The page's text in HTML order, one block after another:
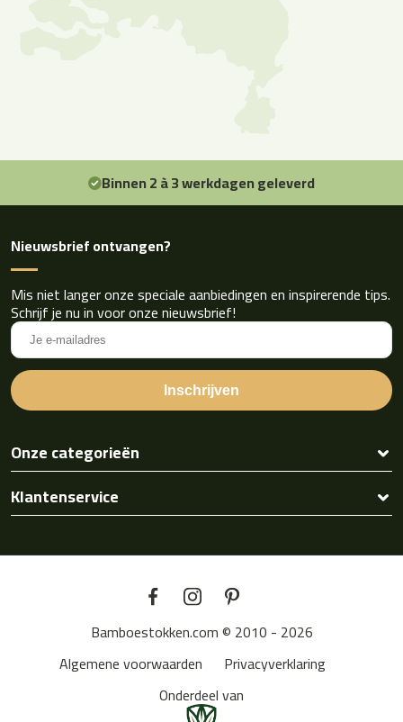
Binnen 2 à 3 werkdagen geleverd
Onze categorieën
Klantenservice
Nieuwsbrief ontvangen?
Mis niet langer onze speciale aanbiedingen en inspirerende tips.
Schrijf je nu in voor onze nieuwsbrief!
Bamboestokken.com © 2010 - 2026
Algemene voorwaarden
Privacyverklaring
Onderdeel van